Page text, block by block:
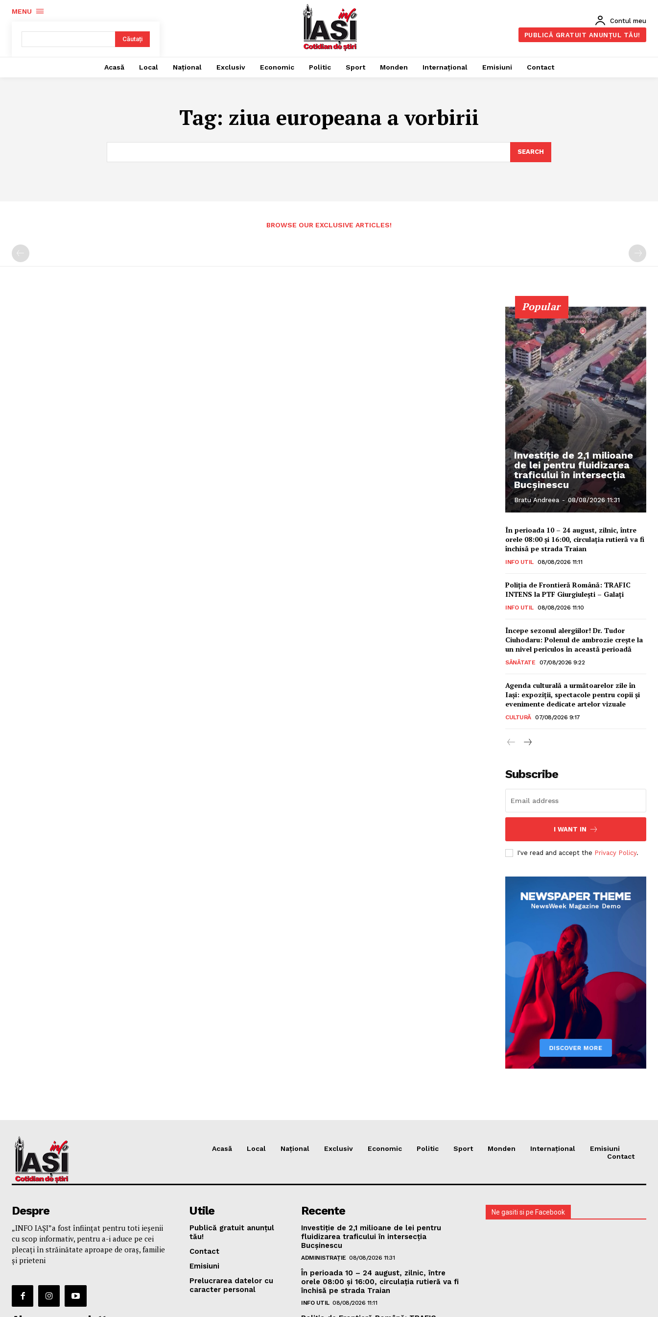
MENU
Căutați
Contul meu
PUBLICĂ GRATUIT ANUNȚUL TĂU!
Acasă Local Național Exclusiv Economic Politic Sport Monden Internațional Emisiuni Contact
Tag: ziua europeana a vorbirii
SEARCH
BROWSE OUR EXCLUSIVE ARTICLES!
Popular
Investiție de 2,1 milioane
de lei pentru fluidizarea
traficului în intersecția
Bucșinescu
Bratu Andreea - 08/08/2026 11:31
În perioada 10 – 24 august, zilnic, între
orele 08:00 și 16:00, circulația rutieră va fi
închisă pe strada Traian
INFO UTIL 08/08/2026 11:11
Poliţia de Frontieră Română: TRAFIC
INTENS la PTF Giurgiulești – Galați
INFO UTIL 08/08/2026 11:10
Începe sezonul alergiilor! Dr. Tudor
Ciuhodaru: Polenul de ambrozie crește la
un nivel periculos în această perioadă
SĂNĂTATE 07/08/2026 9:22
Agenda culturală a următoarelor zile în
Iași: expoziții, spectacole pentru copii și
evenimente dedicate artelor vizuale
CULTURĂ 07/08/2026 9:17
Subscribe
I WANT IN
I've read and accept the Privacy Policy.
Acasă Local Național Exclusiv Economic Politic Sport Monden Internațional
Emisiuni
Contact
Despre
„INFO IAȘI”a fost înfiinţat pentru toti ieşenii
cu scop informativ, pentru a-i aduce pe cei
plecaţi în străinătate aproape de oraş, familie
și prieteni
Utile
Publică gratuit anunțul
tău!
Contact
Emisiuni
Prelucrarea datelor cu
caracter personal
Recente
Investiție de 2,1 milioane de lei pentru
fluidizarea traficului în intersecția
Bucșinescu
ADMINISTRAȚIE 08/08/2026 11:31
În perioada 10 – 24 august, zilnic, între
orele 08:00 și 16:00, circulația rutieră va fi
închisă pe strada Traian
INFO UTIL 08/08/2026 11:11
Ne gasiti si pe Facebook